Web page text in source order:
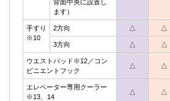
背面中央に設置し
ます）
手すり
※10
2方向 △ △
3方向 △ △
ウエストパッド※12／コン
ビニエントフック
△ △
エレベーター専用クーラー
※13、14
△ △